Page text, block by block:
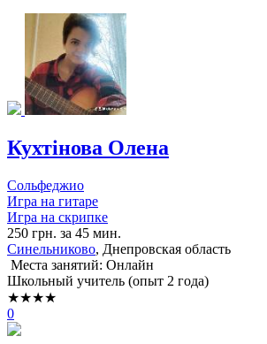
Кухтінова Олена
Сольфеджио
Игра на гитаре
Игра на скрипке
250 грн. за 45 мин.
Синельниково, Днепровская область
Места занятий: Онлайн
Школьный учитель (опыт 2 года)
★★★★
0